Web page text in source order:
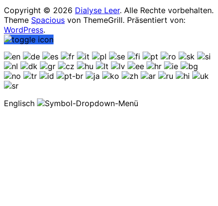
Copyright © 2026 Dialyse Leer. Alle Rechte vorbehalten.
Theme Spacious von ThemeGrill. Präsentiert von:
WordPress.
Englisch